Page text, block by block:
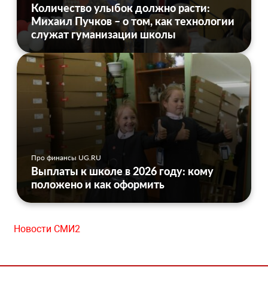
Количество улыбок должно расти:
Михаил Пучков – о том, как технологии
служат гуманизации школы
Про финансы UG.RU
Выплаты к школе в 2026 году: кому
положено и как оформить
Новости СМИ2